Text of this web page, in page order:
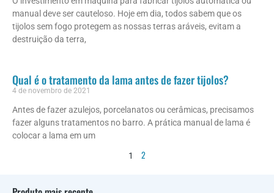
manual deve ser cauteloso. Hoje em dia, todos sabem que os
tijolos sem fogo protegem as nossas terras aráveis, evitam a
destruição da terra,
Qual é o tratamento da lama antes de fazer tijolos?
4 de novembro de 2021
Antes de fazer azulejos, porcelanatos ou cerâmicas, precisamos
fazer alguns tratamentos no barro. A prática manual de lama é
colocar a lama em um
1 2